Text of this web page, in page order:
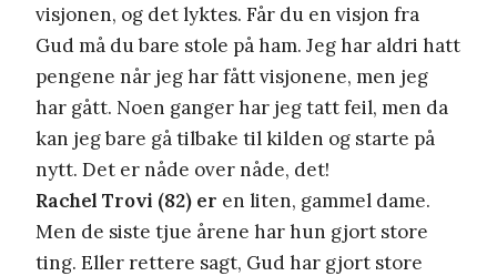
visjonen, og det lyktes. Får du en visjon fra
Gud må du bare stole på ham. Jeg har aldri hatt
pengene når jeg har fått visjonene, men jeg
har gått. Noen ganger har jeg tatt feil, men da
kan jeg bare gå tilbake til kilden og starte på
nytt. Det er nåde over nåde, det!
Rachel Trovi (82) er en liten, gammel dame.
Men de siste tjue årene har hun gjort store
ting. Eller rettere sagt, Gud har gjort store